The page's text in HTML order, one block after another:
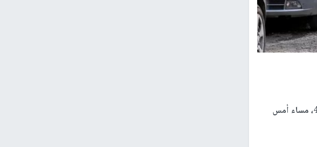
قتل شابٌ جراء تعرضه لجريمة إطلاق نار في بلدة كفر كنا بأراضي 48، مساء أمس